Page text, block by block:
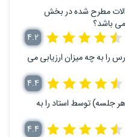
مطرح شده در بخش
باشد؟
4.2
را به چه میزان ارزیابی می
4.4
جلسه) توسط استاد را به
4.4